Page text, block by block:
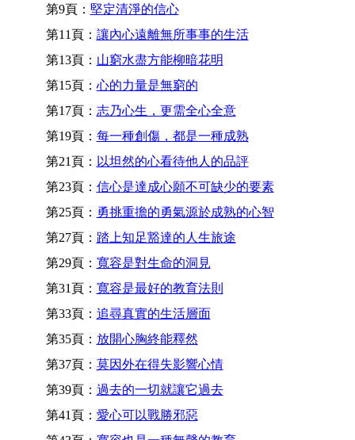
第9頁： 堅定清淨的信心
第11頁： 讓內心遠離無所事事的生活
第13頁： 山窮水盡方能柳暗花明
第15頁： 心的力量是無窮的
第17頁： 志乃心生，更需全心全意
第19頁： 每一種創傷，都是一種成熟
第21頁： 以坦然的心看待他人的品評
第23頁： 信心是達成心願不可缺少的要素
第25頁： 勇挑重擔的勇氣源於成熟的心智
第27頁： 踏上知足豁達的人生旅途
第29頁： 寬容是對生命的洞見
第31頁： 寬容是最好的教育法則
第33頁： 追尋真實的生活層面
第35頁： 放開心胸終能釋然
第37頁： 莫因外在得失影響心情
第39頁： 過去的一切就讓它過去
第41頁： 愛心可以戰勝邪惡